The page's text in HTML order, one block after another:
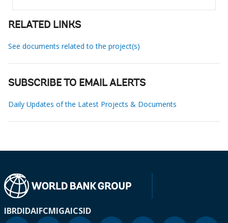
RELATED LINKS
See documents related to the project(s)
SUBSCRIBE TO EMAIL ALERTS
Daily Updates of the Latest Projects & Documents
IBRDIDAIFCMIGAICSID